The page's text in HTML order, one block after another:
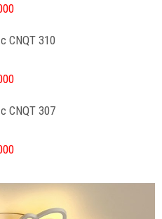
CNQT 310
CNQT 307